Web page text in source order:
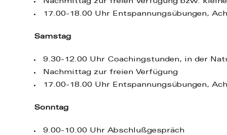
Nachmittag zur freien Verfügung bzw. kleine
17.00-18.00 Uhr Entspannungsübungen,
Samstag
9.30-12.00 Uhr Coachingstunden, in der
Nachmittag zur freien Verfügung
17.00-18.00 Uhr Entspannungsübungen,
Sonntag
9.00-10.00 Uhr Abschlußgespräch